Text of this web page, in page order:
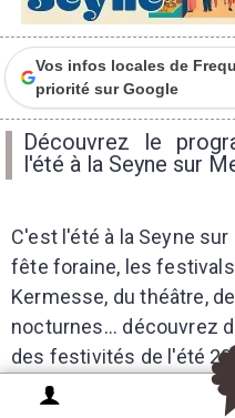
Vos infos locales de
priorité sur Google
Découvrez le
l'été à la Seyne sur
C'est l'été à la Seyne
fête foraine, les
Kermesse, du théâtre,
nocturnes... découvrez
des festivités de l'été